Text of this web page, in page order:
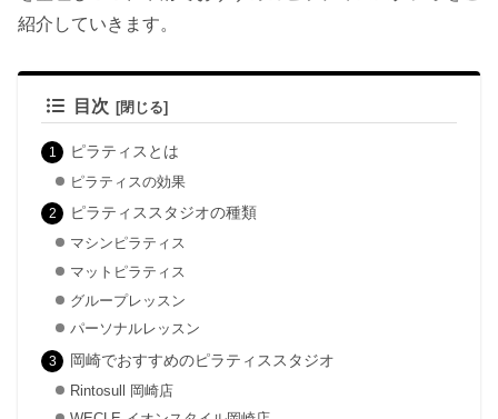
紹介していきます。
目次
ピラティスとは
ピラティスの効果
ピラティススタジオの種類
マシンピラティス
マットピラティス
グループレッスン
パーソナルレッスン
岡崎でおすすめのピラティススタジオ
Rintosull 岡崎店